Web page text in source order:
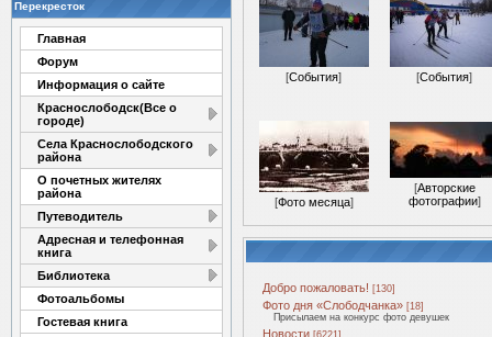
Перекресток
Главная
Форум
Информация о сайте
Краснослободск(Все о
городе)
Села Краснослободского
района
О почетных жителях
района
Путеводитель
Адресная и телефонная
книга
Библиотека
Фотоальбомы
Гостевая книга
[События] [События]
[Фото месяца]
[Авторские
фотографии]
Добро пожаловать! [130]
Фото дня «Слободчанка» [18]
Присылаем на конкурс фото девушек
Новости [6221]